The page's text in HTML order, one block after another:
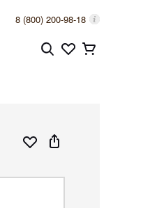
8 (800) 200-98-18